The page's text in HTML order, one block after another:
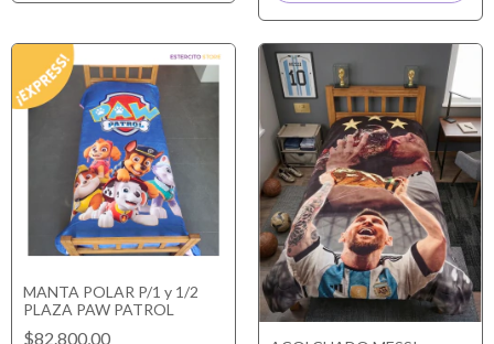
MANTA POLAR P/1 y 1/2
PLAZA PAW PATROL
$82.800,00